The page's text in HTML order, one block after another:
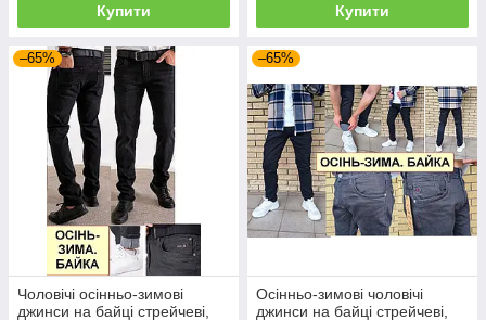
Купити Купити
–65%
Чоловічі осінньо-зимові
джинси на байці стрейчеві,
–65%
Осінньо-зимові чоловічі
джинси на байці стрейчеві,